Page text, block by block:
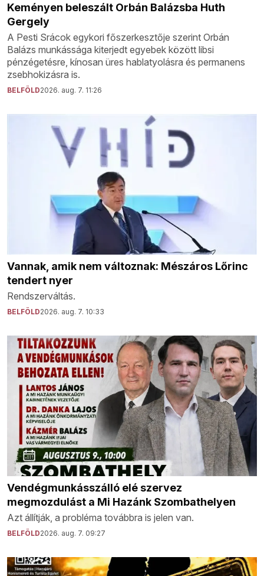
Keményen beleszált Orbán Balázsba Huth
Gergely
A Pesti Srácok egykori főszerkesztője szerint Orbán
Balázs munkássága kiterjedt egyebek között libsi
pénzégetésre, kínosan üres hablatyolásra és permanens
zsebhokizásra is.
BELFÖLD2026. aug. 7. 11:26
Vannak, amik nem változnak: Mészáros Lőrinc
tendert nyer
Rendszerváltás.
BELFÖLD2026. aug. 7. 10:33
Vendégmunkásszálló elé szervez
megmozdulást a Mi Hazánk Szombathelyen
Azt állítják, a probléma továbbra is jelen van.
BELFÖLD2026. aug. 7. 09:27